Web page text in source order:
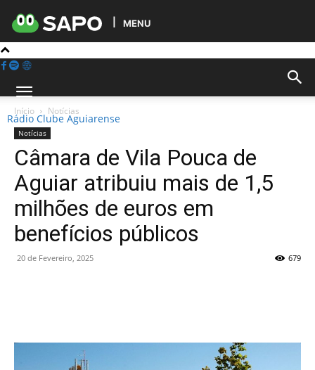
MENU
Rádio Clube Aguiarense
Início Notícias
Notícias
Câmara de Vila Pouca de
Aguiar atribuiu mais de 1,5
milhões de euros em
benefícios públicos
20 de Fevereiro, 2025 679